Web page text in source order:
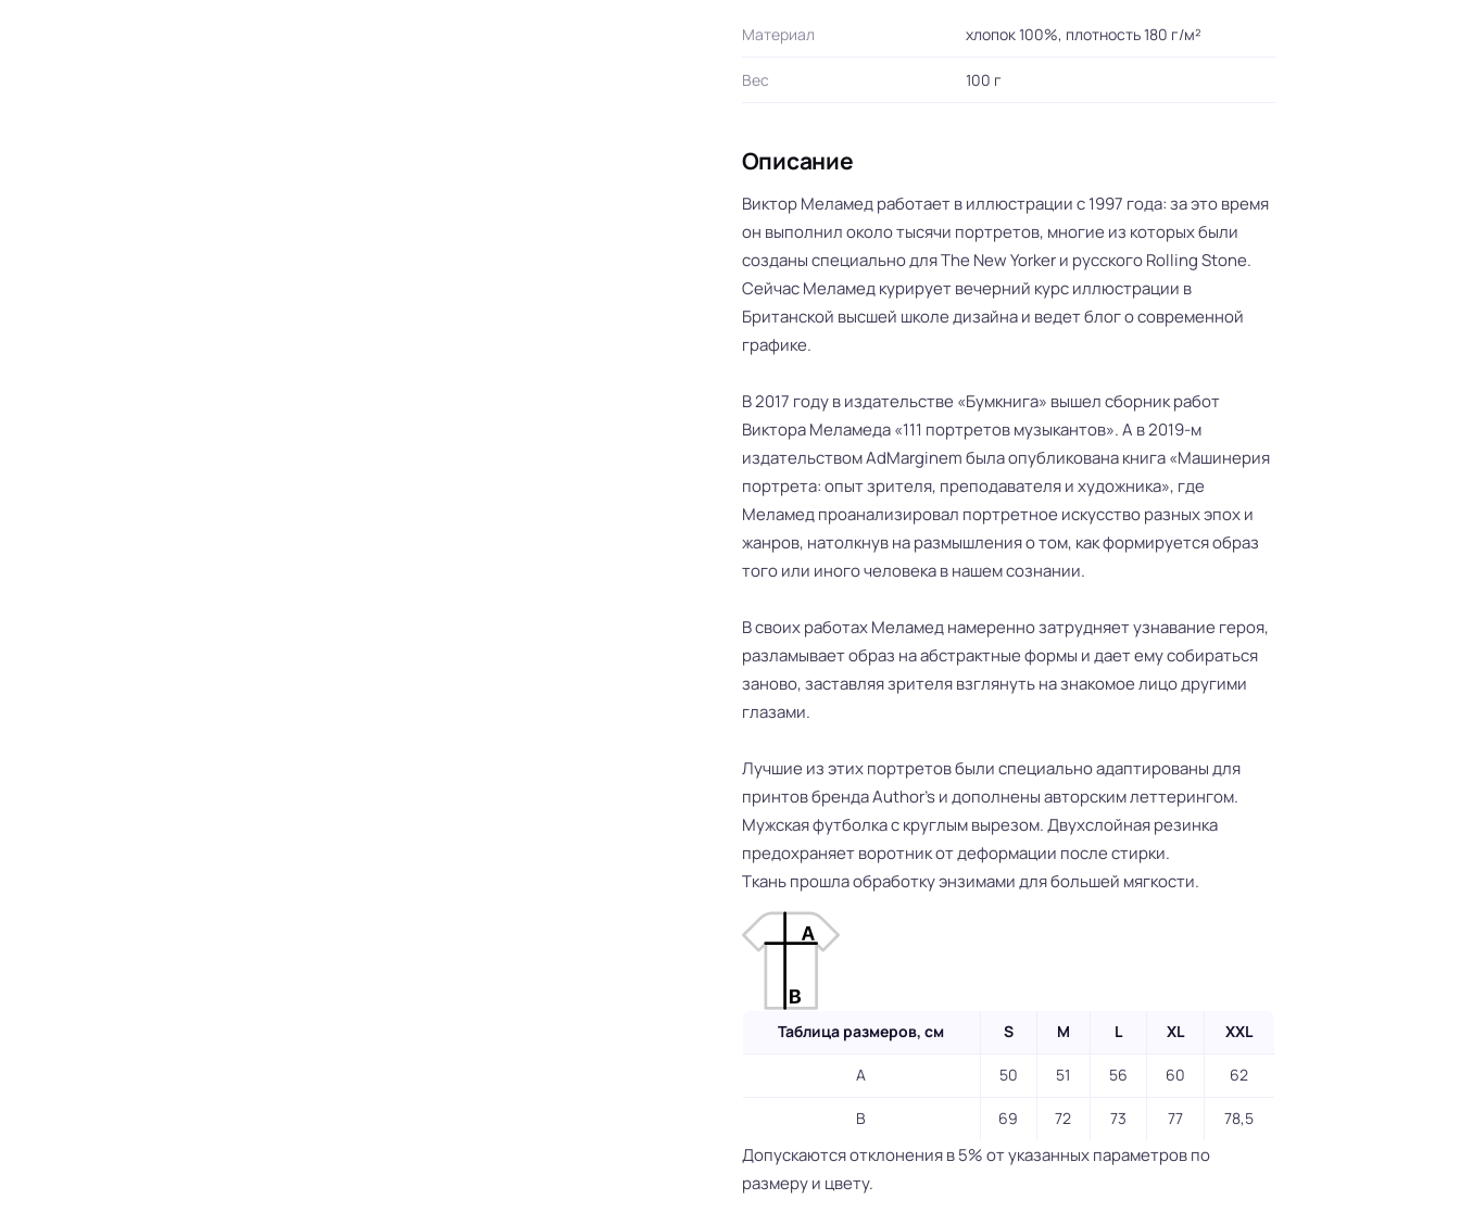
Материал хлопок 100%, плотность 180 г/м²
Вес 100 г
Описание
Виктор Меламед работает в иллюстрации с 1997 года: за это время
он выполнил около тысячи портретов, многие из которых были
созданы специально для The New Yorker и русского Rolling Stone.
Сейчас Меламед курирует вечерний курс иллюстрации в
Британской высшей школе дизайна и ведет блог о современной
графике.
В 2017 году в издательстве «Бумкнига» вышел сборник работ
Виктора Меламеда «111 портретов музыкантов». А в 2019-м
издательством AdMarginem была опубликована книга «Машинерия
портрета: опыт зрителя, преподавателя и художника», где
Меламед проанализировал портретное искусство разных эпох и
жанров, натолкнув на размышления о том, как формируется образ
того или иного человека в нашем сознании.
В своих работах Меламед намеренно затрудняет узнавание героя,
разламывает образ на абстрактные формы и дает ему собираться
заново, заставляя зрителя взглянуть на знакомое лицо другими
глазами.
Лучшие из этих портретов были специально адаптированы для
принтов бренда Author’s и дополнены авторским леттерингом.
Мужская футболка с круглым вырезом. Двухслойная резинка
предохраняет воротник от деформации после стирки.
Ткань прошла обработку энзимами для большей мягкости.
Таблица размеров, см S M L XL XXL
A 50 51 56 60 62
B 69 72 73 77 78,5
Допускаются отклонения в 5% от указанных параметров по
размеру и цвету.